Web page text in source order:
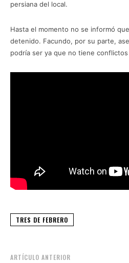
persiana del local.
Hasta el momento no se informó
detenido. Facundo, por su parte,
podría ser ya que no tiene
TRES DE FEBRERO
ARTÍCULO ANTERIOR